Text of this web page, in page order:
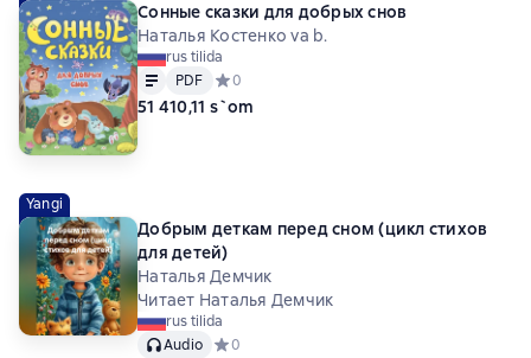
Сонные сказки для добрых снов
Наталья Костенко va b.
rus tilida
Matn
PDF
PDF Средний рейтинг 0 на основе 0 оценок
0
51 410,11 s`om
Yangi
Добрым деткам перед сном (цикл стихов
для детей)
Наталья Демчик
Читает Наталья Демчик
rus tilida
Audio
Средний рейтинг 0 на основе 0 оценок
0